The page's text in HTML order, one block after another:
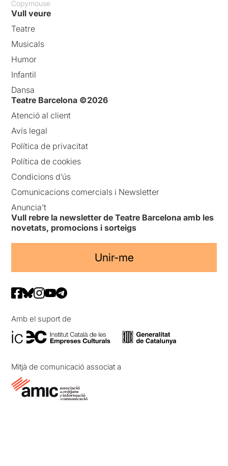
Copymouse
Vull veure
Teatre
Musicals
Humor
Infantil
Dansa
Teatre Barcelona ©2026
Atenció al client
Avís legal
Política de privacitat
Política de cookies
Condicions d’ús
Comunicacions comercials i Newsletter
Anuncia’t
Vull rebre la newsletter de Teatre Barcelona amb les
novetats, promocions i sorteigs
Unir-me
Amb el suport de
Mitjà de comunicació associat a